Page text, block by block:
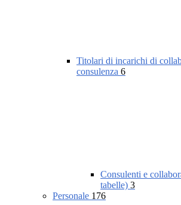
Titolari di incarichi di
consulenza 6
Consulenti e
tabelle) 3
Personale 176